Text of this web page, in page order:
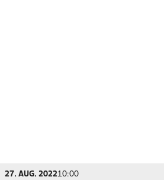
27. AUG. 202210:00